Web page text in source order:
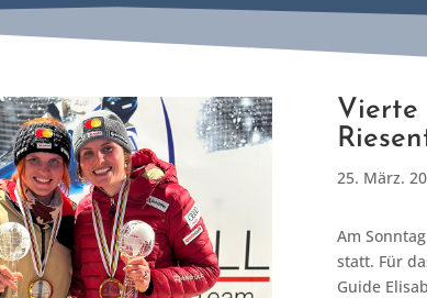
Vierte
25. März.
Am
statt. Für
Guide